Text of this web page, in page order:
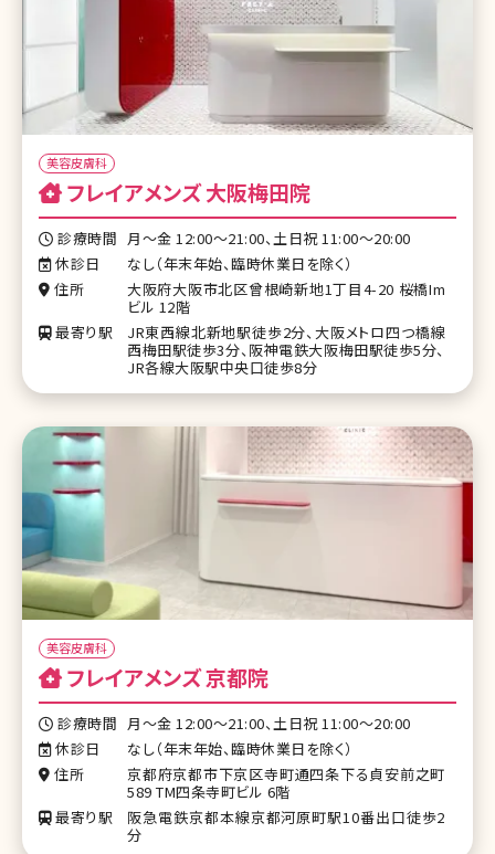
美容皮膚科
フレイアメンズ 大阪梅田院
診療時間 月～金 12:00～21:00、土日祝 11:00～20:00
休診日
なし（年末年始、臨時休業日を除く）
住所
大阪府大阪市北区曾根崎新地1丁目4-20 桜橋Im
ビル 12階
最寄り駅
JR東西線北新地駅徒歩2分、大阪メトロ四つ橋線
西梅田駅徒歩3分、阪神電鉄大阪梅田駅徒歩5分、
JR各線大阪駅中央口徒歩8分
美容皮膚科
フレイアメンズ 京都院
診療時間 月～金 12:00～21:00、土日祝 11:00～20:00
休診日
なし（年末年始、臨時休業日を除く）
住所
京都府京都市下京区寺町通四条下る貞安前之町
589 TM四条寺町ビル 6階
最寄り駅
阪急電鉄京都本線京都河原町駅10番出口徒歩2
分